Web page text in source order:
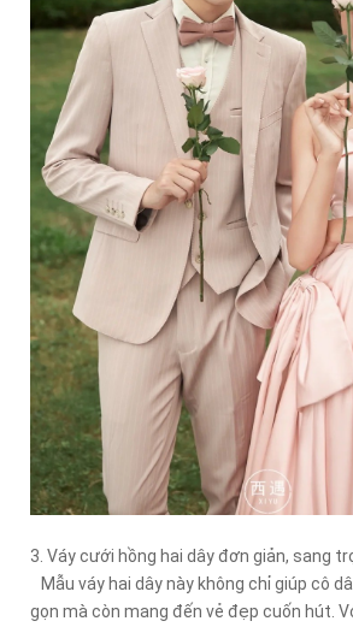
3. Váy cưới hồng hai dây đơn giản, sang
Mẫu váy hai dây này không chỉ giúp cô
gọn mà còn mang đến vẻ đẹp cuốn hút.